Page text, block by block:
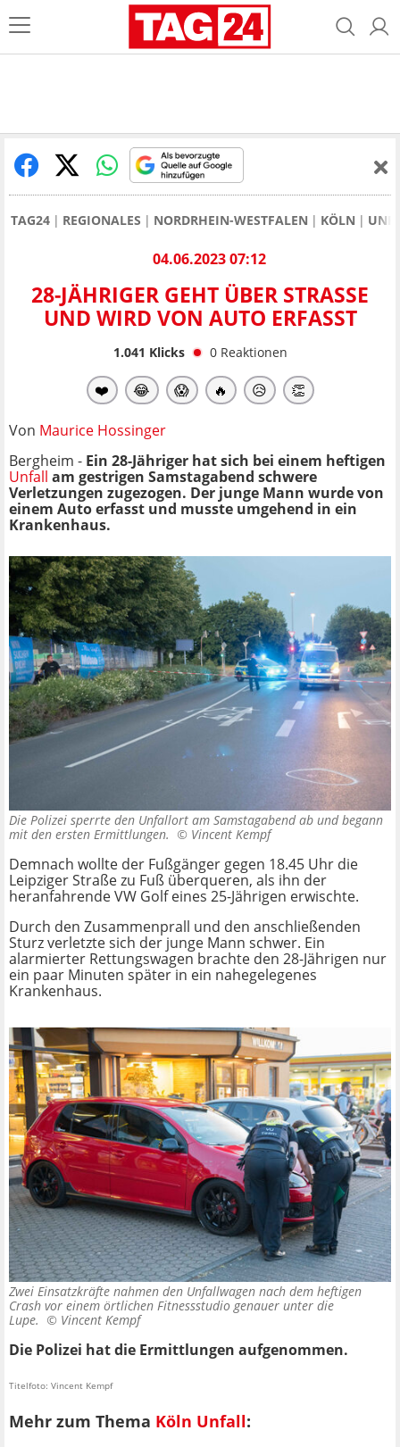
TAG24 REGIONALES NORDRHEIN-WESTFALEN KÖLN
04.06.2023 07:12
28-JÄHRIGER GEHT ÜBER STRASSE U
ND WIRD VON AUTO ERFASST
1.041 Klicks 0 Reaktionen
❤️ 😂 😱 🔥 😥 👏
Von Maurice Hossinger
Bergheim - Ein 28-Jähriger hat sich bei einem heftigen
Unfall am gestrigen Samstagabend schwere
Verletzungen zugezogen. Der junge Mann wurde von
einem Auto erfasst und musste umgehend in ein
Krankenhaus.
Die Polizei sperrte den Unfallort am Samstagabend ab und begann
mit den ersten Ermittlungen. © Vincent Kempf
Demnach wollte der Fußgänger gegen 18.45 Uhr die
Leipziger Straße zu Fuß überqueren, als ihn der
heranfahrende VW Golf eines 25-Jährigen erwischte.
Durch den Zusammenprall und den anschließenden
Sturz verletzte sich der junge Mann schwer. Ein
alarmierter Rettungswagen brachte den 28-Jährigen nur
ein paar Minuten später in ein nahegelegenes
Krankenhaus.
Zwei Einsatzkräfte nahmen den Unfallwagen nach dem heftigen
Crash vor einem örtlichen Fitnessstudio genauer unter die
Lupe. © Vincent Kempf
Die Polizei hat die Ermittlungen aufgenommen.
Titelfoto: Vincent Kempf
Mehr zum Thema Köln Unfall: